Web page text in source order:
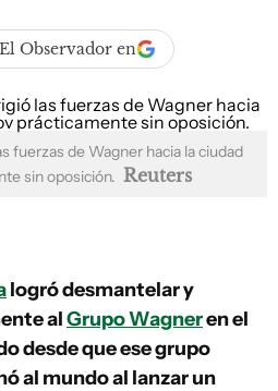
Observador en
fuerzas de Wagner hacia la ciudad
sin oposición. Reuters
logró desmantelar y
alGrupo Wagneren el
desde que ese grupo
al mundo al lanzar un